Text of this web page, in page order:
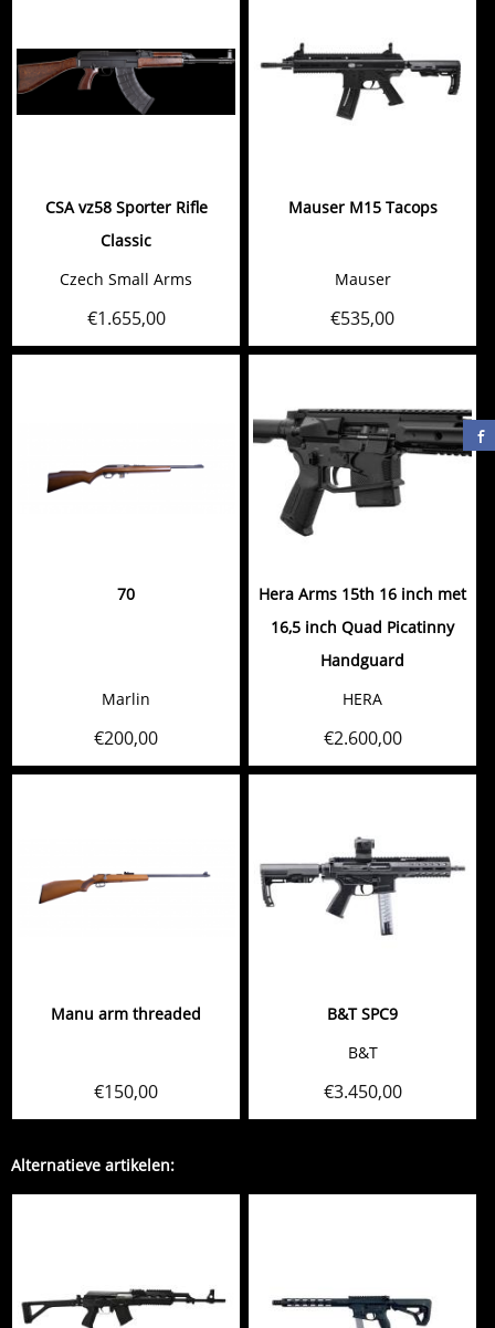
CSA vz58 Sporter Rifle
Classic
Czech Small Arms
€1.655,00
Mauser M15 Tacops
Mauser
€535,00
70
Marlin
€200,00
Hera Arms 15th 16 inch met
16,5 inch Quad Picatinny
Handguard
HERA
€2.600,00
Manu arm threaded
€150,00
B&T SPC9
B&T
€3.450,00
Alternatieve artikelen: